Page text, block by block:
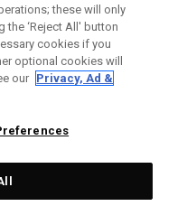
these will only
the ‘Reject All' button
cookies if you
optional cookies will
our Privacy, Ad &